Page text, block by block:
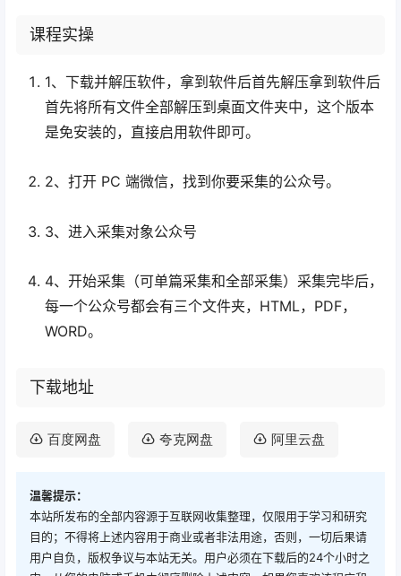
课程实操
1、下载并解压软件，拿到软件后首先解压拿到软件后
首先将所有文件全部解压到桌面文件夹中，这个版本
是免安装的，直接启用软件即可。
2、打开 PC 端微信，找到你要采集的公众号。
3、进入采集对象公众号
4、开始采集（可单篇采集和全部采集）采集完毕后，
每一个公众号都会有三个文件夹，HTML，PDF，
WORD。
下载地址
百度网盘 夸克网盘 阿里云盘
温馨提示：
本站所发布的全部内容源于互联网收集整理，仅限用于学习和研究
目的；不得将上述内容用于商业或者非法用途，否则，一切后果请
用户自负，版权争议与本站无关。用户必须在下载后的24个小时之